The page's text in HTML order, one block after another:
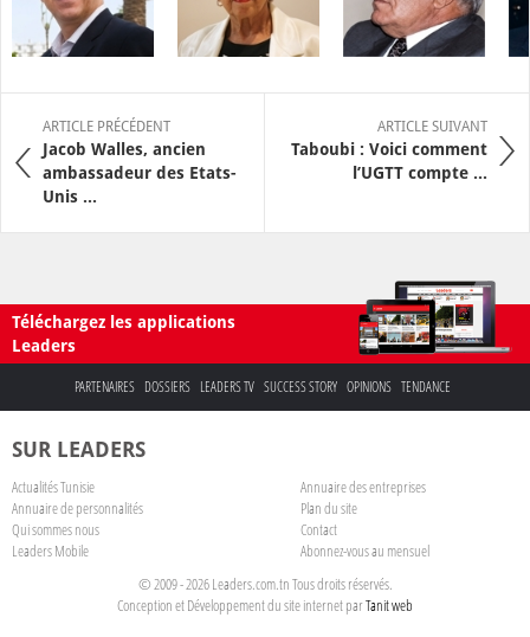
ARTICLE PRÉCÉDENT
Jacob Walles, ancien
ambassadeur des Etats-
Unis ...
ARTICLE SUIVANT
Taboubi : Voici comment
l’UGTT compte ...
Téléchargez les applications
Leaders
PARTENAIRES DOSSIERS LEADERS TV SUCCESS STORY OPINIONS TENDANCE
SUR LEADERS
Actualités Tunisie
Annuaire des entreprises
Annuaire de personnalités
Plan du site
Qui sommes nous
Contact
Leaders Mobile
Abonnez-vous au mensuel
© 2009 - 2026 Leaders.com.tn Tous droits réservés.
Conception et Développement du site internet parTanit web